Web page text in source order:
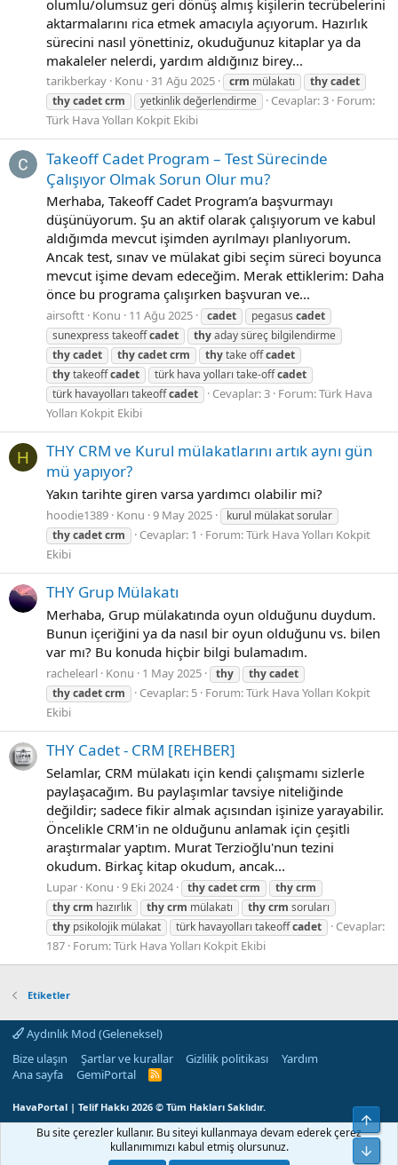
olumlu/olumsuz geri dönüş almış kişilerin tecrübelerini
aktarmalarını rica etmek amacıyla açıyorum. Hazırlık
sürecini nasıl yönettiniz, okuduğunuz kitaplar ya da
makaleler nelerdi, yardım aldığınız birey...
tarikberkay Konu 31 Ağu 2025 crm mülakatı thycadet
thycadetcrm yetkinlik değerlendirme Cevaplar: 3 Forum:
Türk Hava Yolları Kokpit Ekibi
Takeoff Cadet Program – Test Sürecinde
Çalışıyor Olmak Sorun Olur mu?
Merhaba, Takeoff Cadet Program’a başvurmayı
düşünüyorum. Şu an aktif olarak çalışıyorum ve kabul
aldığımda mevcut işimden ayrılmayı planlıyorum.
Ancak test, sınav ve mülakat gibi seçim süreci boyunca
mevcut işime devam edeceğim. Merak ettiklerim: Daha
önce bu programa çalışırken başvuran ve...
airsoftt Konu 11 Ağu 2025 cadet pegasus cadet
sunexpress takeoffcadet thyaday süreç bilgilendirme
thycadet thycadetcrm thytake offcadet
thytakeoffcadet türk hava yolları take-offcadet
türk havayolları takeoffcadet Cevaplar: 3 Forum:Türk Hava
Yolları Kokpit Ekibi
H
THY CRM ve Kurul mülakatlarını artık aynı gün
mü yapıyor?
Yakın tarihte giren varsa yardımcı olabilir mi?
hoodie1389 Konu 9 May 2025
kurul mülakat sorular
thycadetcrm Cevaplar: 1 Forum:Türk Hava Yolları Kokpit
Ekibi
THY Grup Mülakatı
Merhaba, Grup mülakatında oyun olduğunu duydum.
Bunun içeriğini ya da nasıl bir oyun olduğunu vs. bilen
var mı? Bu konuda hiçbir bilgi bulamadım.
rachelearl Konu 1 May 2025 thy thycadet
thycadetcrm Cevaplar: 5 Forum:Türk Hava Yolları Kokpit
Ekibi
THY Cadet - CRM [REHBER]
Selamlar, CRM mülakatı için kendi çalışmamı sizlerle
paylaşacağım. Bu paylaşımlar tavsiye niteliğinde
değildir; sadece fikir almak açısından işinize yarayabilir.
Öncelikle CRM'in ne olduğunu anlamak için çeşitli
araştırmalar yaptım. Murat Terzioğlu'nun tezini
okudum. Birkaç kitap okudum, ancak...
Lupar Konu 9 Eki 2024 thycadetcrm thycrm
thycrm hazırlık thycrm mülakatı thycrm soruları
thy psikolojik mülakat türk havayolları takeoffcadet
Cevaplar:
187 Forum:Türk Hava Yolları Kokpit Ekibi
Etiketler
Aydınlık Mod (Geleneksel)
Bize ulaşın
Şartlar ve kurallar Gizlilik politikası
Yardım
Ana sayfa
GemiPortal
R
S
HavaPortal | Telif Hakkı 2026 © Tüm Hakları Saklıdır.
Bu site çerezler kullanır. Bu siteyi kullanmaya devam ederek çerez
kullanımımızı kabul etmiş olursunuz.
Üst